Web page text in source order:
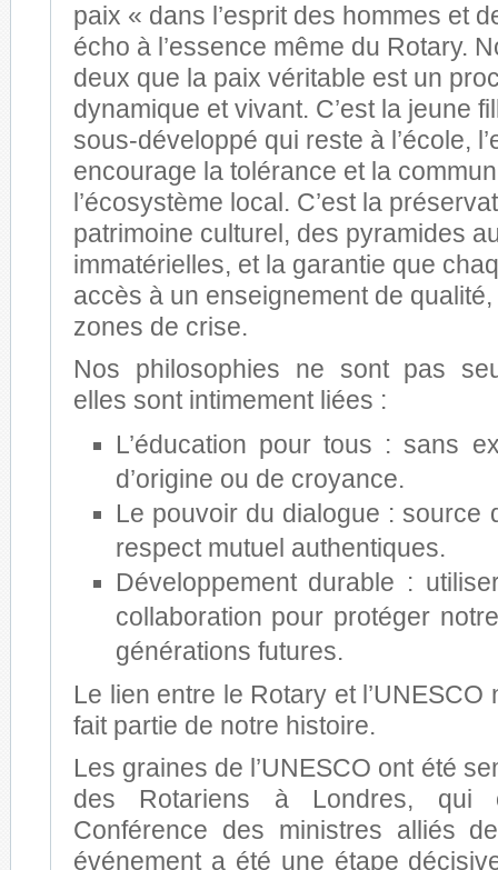
paix « dans l’esprit des hommes et
écho à l’essence même du Rotary.
deux que la paix véritable est un
dynamique et vivant. C’est la jeune
sous-développé qui reste à l’école,
encourage la tolérance et la
l’écosystème local. C’est la
patrimoine culturel, des pyramides
immatérielles, et la garantie que
accès à un enseignement de
zones de crise.
Nos philosophies ne sont pas
elles sont intimement liées :
L’éducation pour tous : sans
d’origine ou de croyance.
Le pouvoir du dialogue : source
respect mutuel authentiques.
Développement durable :
collaboration pour protéger
générations futures.
Le lien entre le Rotary et l’UNESCO
fait partie de notre histoire.
Les graines de l’UNESCO ont été
des Rotariens à Londres, qui
Conférence des ministres alliés
événement a été une étape